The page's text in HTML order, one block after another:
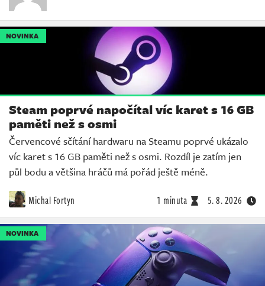
NOVINKA
Steam poprvé napočítal víc karet s 16 GB
paměti než s osmi
Červencové sčítání hardwaru na Steamu poprvé ukázalo
víc karet s 16 GB paměti než s osmi. Rozdíl je zatím jen
půl bodu a většina hráčů má pořád ještě méně.
Michal Fortyn 1 minuta 5. 8. 2026
NOVINKA